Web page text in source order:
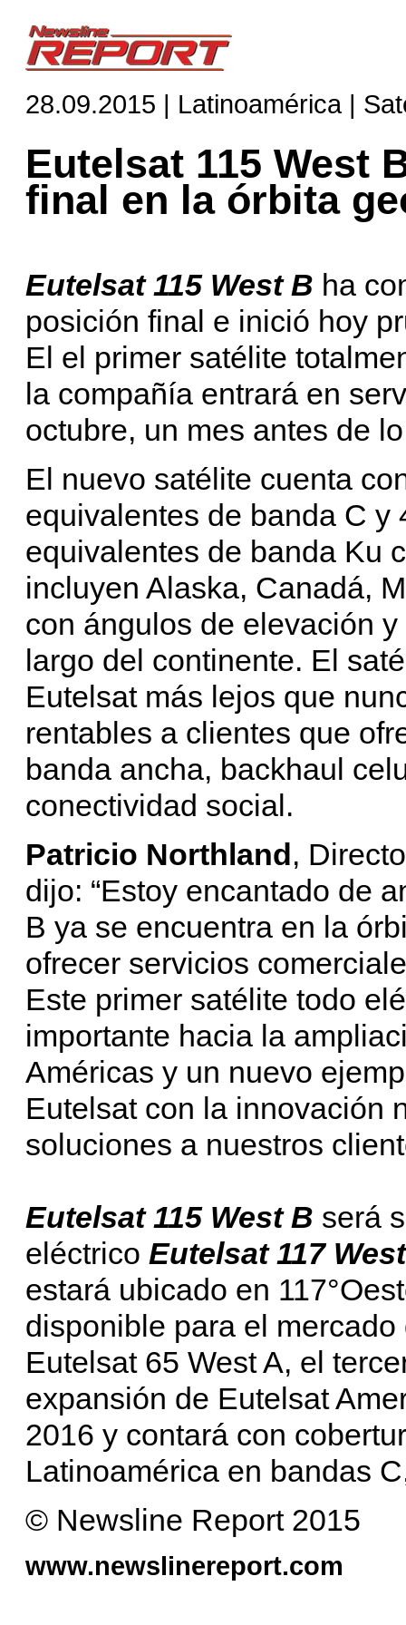
28.09.2015 | Latinoamérica |
Eutelsat 115 West
final en la órbita
Eutelsat 115 West B ha
posición final e inició hoy
El el primer satélite
la compañía entrará en
octubre, un mes antes de
El nuevo satélite cuenta
equivalentes de banda C y
equivalentes de banda Ku
incluyen Alaska, Canadá,
con ángulos de elevación
largo del continente. El
Eutelsat más lejos que
rentables a clientes que
banda ancha, backhaul
conectividad social.
Patricio Northland,
dijo: “Estoy encantado de
B ya se encuentra en la
ofrecer servicios
Este primer satélite todo
importante hacia la
Américas y un nuevo
Eutelsat con la innovación
soluciones a nuestros
Eutelsat 115 West B será
eléctrico Eutelsat 117
estará ubicado en
disponible para el
Eutelsat 65 West A, el
expansión de Eutelsat
2016 y contará con
Latinoamérica en bandas
© Newsline Report 2015
www.newslinereport.com